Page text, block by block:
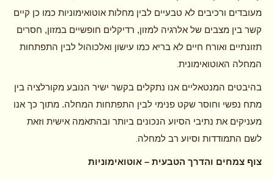
מעובדים ורכיבים לא טבעיים לבין מחלות אוטואימוניות כמו כן קיים
קשר בין מצבים של אלרגיה למזון, רדיקלים חופשיים במזון, חסרים
תזונתיים ואורח חיים לא בריא כמו עישון ואלכוהול לבין התפתחות
המחלה האוטואימונית.
בהיבטים המנטאליים אנו נתקלים בקשר ישיר הנובע מקורלציה בין
מתח נפשי וחוסר שקט פנימי לבין התפתחות המחלה. מתוך כך אנו
מעניקים את נתיבי הסיוע הנכונים ביותר ובהתאמה אישית וזאת
לשם התמודדות וסיוע רב למחלה.
צוף צמחים והדרך הטבעית – אוטואימוניות